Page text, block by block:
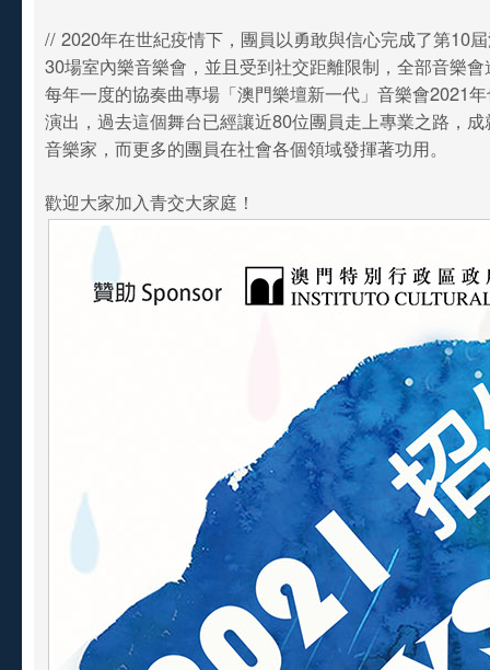
// 2020年在世紀疫情下，團員以勇敢與信心完成了第10
30場室內樂音樂會，並且受到社交距離限制，全部音樂
每年一度的協奏曲專場「澳門樂壇新一代」音樂會2021
演出，過去這個舞台已經讓近80位團員走上專業之路，
音樂家，而更多的團員在社會各個領域發揮著功用。
歡迎大家加入青交大家庭！